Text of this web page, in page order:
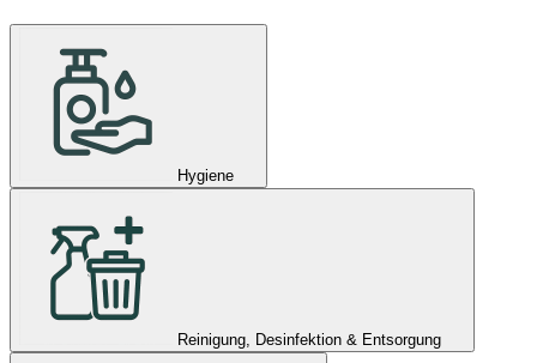
Hygiene
Reinigung, Desinfektion & Entsorgung